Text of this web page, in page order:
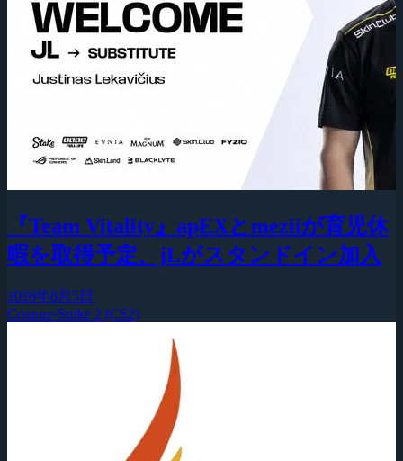
『Team Vitality』apEXとmeziiが育児休
暇を取得予定、jLがスタンドイン加入
2026年8月5日
Counter-Strike 2 (CS2)